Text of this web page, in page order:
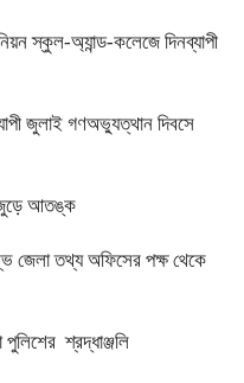
স্কুল-অ্যান্ড-কলেজে দিনব্যাপী
জুলাই গণঅভ্যুত্থান দিবসে
আতঙ্ক
জেলা তথ্য অফিসের পক্ষ থেকে
শ্রদ্ধাঞ্জলি